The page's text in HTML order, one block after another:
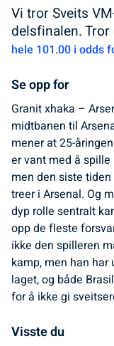
Vi tror Sveits
delsfinalen.
hele 101.00 i odds
Se opp for
Granit xhaka –
midtbanen til
mener at 25-
er vant med å
men den siste
treer i Arsenal. Og
dyp rolle sentralt
opp de fleste
ikke den spilleren
kamp, men han
laget, og både
for å ikke gi
Visste du